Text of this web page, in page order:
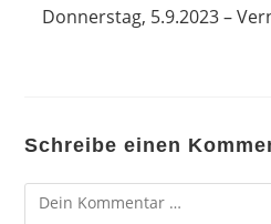
Donnerstag, 5.9.2023 –
Schreibe einen
Kommentar